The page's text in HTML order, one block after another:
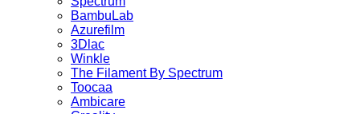
BambuLab
Azurefilm
3Dlac
Winkle
The Filament By Spectrum
Toocaa
Ambicare